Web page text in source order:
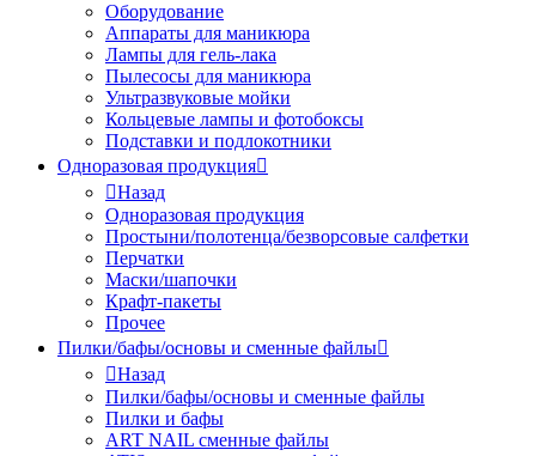
Оборудование
Аппараты для маникюра
Лампы для гель-лака
Пылесосы для маникюра
Ультразвуковые мойки
Кольцевые лампы и фотобоксы
Подставки и подлокотники
Одноразовая продукция
Назад
Одноразовая продукция
Простыни/полотенца/безворсовые салфетки
Перчатки
Маски/шапочки
Крафт-пакеты
Прочее
Пилки/бафы/основы и сменные файлы
Назад
Пилки/бафы/основы и сменные файлы
Пилки и бафы
ART NAIL сменные файлы